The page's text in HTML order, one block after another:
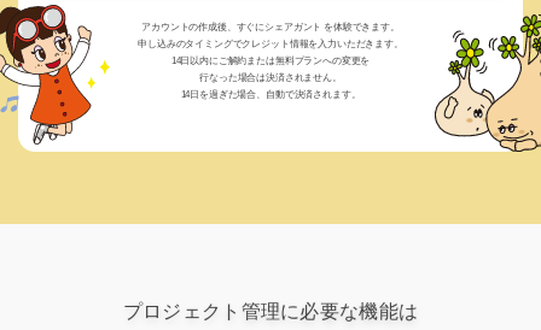
アカウントの作成後、すぐにシェアガント を体験できます。
申し込みのタイミングでクレジット情報を入力いただきます。
14日以内にご解約または無料プランへの変更を
行なった場合は決済されません。
14日を過ぎた場合、自動で決済されます。
プロジェクト管理に必要な機能は